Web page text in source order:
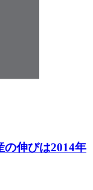
伸びは2014年